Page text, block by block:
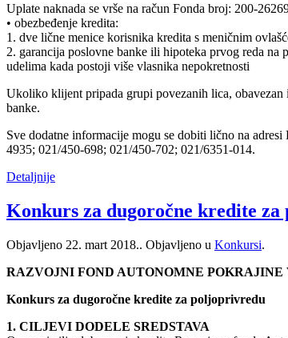
Uplate naknada se vrše na račun Fonda broj: 200-
• obezbeđenje kredita:
1. dve lične menice korisnika kredita s meničnim
2. garancija poslovne banke ili hipoteka prvog reda
udelima kada postoji više vlasnika nepokretnosti
Ukoliko klijent pripada grupi povezanih lica, obavezan
banke.
Sve dodatne informacije mogu se dobiti lično na
4935; 021/450-698; 021/450-702; 021/6351-014.
Detaljnije
Konkurs za dugoročne kredite
Objavljeno 22. mart 2018.. Objavljeno u Konkursi.
RAZVOJNI FOND AUTONOMNE POKRAJINE
Konkurs za dugoročne kredite za poljoprivredu
1. CILJEVI DODELE SREDSTAVA